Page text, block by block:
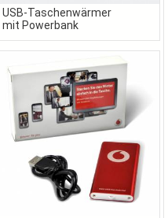
USB-Taschenwärmer
mit Powerbank